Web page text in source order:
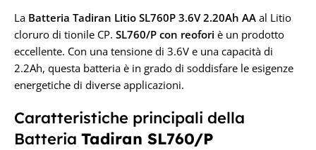
La Batteria Tadiran Litio SL760P 3.6V 2.20Ah AA al Litio
cloruro di tionile CP. SL760/P con reofori è un prodotto
eccellente. Con una tensione di 3.6V e una capacità di
2.2Ah, questa batteria è in grado di soddisfare le esigenze
energetiche di diverse applicazioni.
Caratteristiche principali della
Batteria Tadiran SL760/P